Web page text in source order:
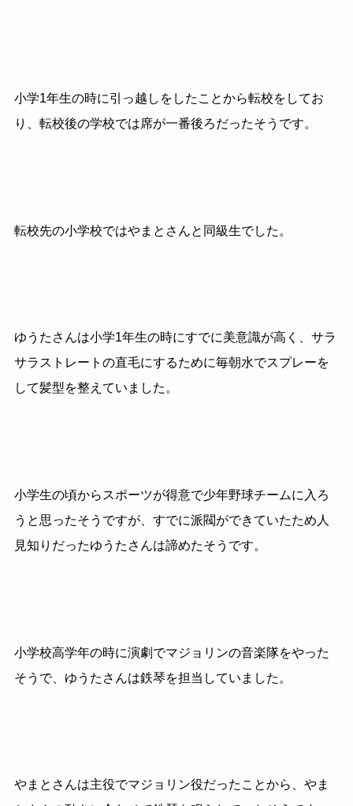
小学1年生の時に引っ越しをしたことから転校をしてお
り、転校後の学校では席が一番後ろだったそうです。
転校先の小学校ではやまとさんと同級生でした。
ゆうたさんは小学1年生の時にすでに美意識が高く、サラ
サラストレートの直毛にするために毎朝水でスプレーを
して髪型を整えていました。
小学生の頃からスポーツが得意で少年野球チームに入ろ
うと思ったそうですが、すでに派閥ができていたため人
見知りだったゆうたさんは諦めたそうです。
小学校高学年の時に演劇でマジョリンの音楽隊をやった
そうで、ゆうたさんは鉄琴を担当していました。
やまとさんは主役でマジョリン役だったことから、やま